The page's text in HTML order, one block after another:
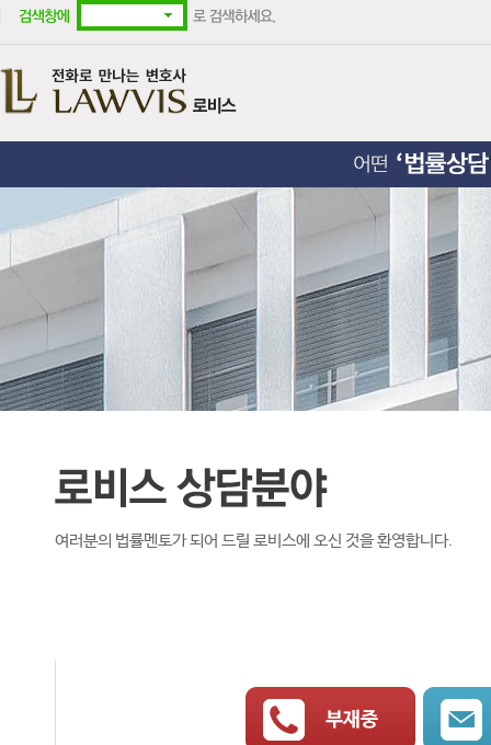
여러분의 법률멘토가 되어 드릴 로비스에 오신 것을 환영합니다.